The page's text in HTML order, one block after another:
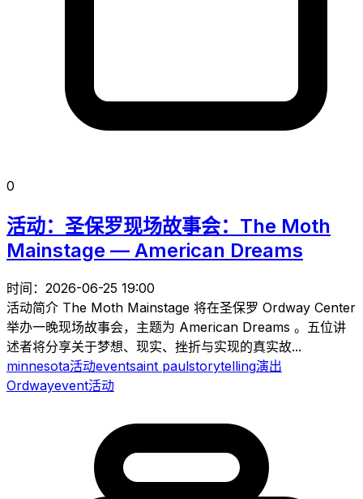
0
活动：圣保罗现场故事会：The Moth
Mainstage — American Dreams
时间：2026-06-25 19:00
活动简介 The Moth Mainstage 将在圣保罗 Ordway Center
举办一晚现场故事会，主题为 American Dreams 。五位讲
述者将分享关于梦想、现实、挫折与实现的真实故...
minnesota活动eventsaint paulstorytelling演出
Ordwayevent活动